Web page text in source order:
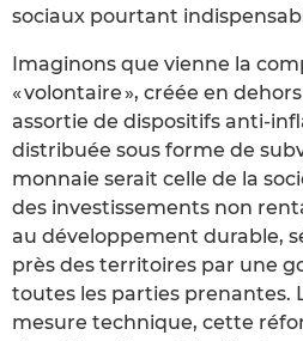
sociaux pourtant
Imaginons que vienne la
« volontaire », créée en
assortie de dispositifs anti-
distribuée sous forme de
monnaie serait celle de la
des investissements non
au développement durable,
près des territoires par une
toutes les parties prenantes.
mesure technique, cette